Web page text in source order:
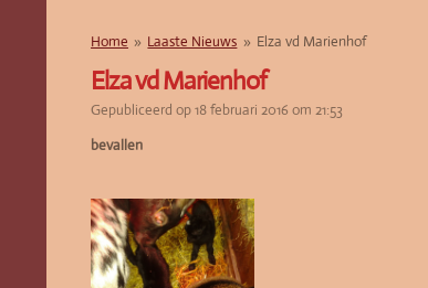
Home » Laaste Nieuws » Elza vd Marienhof
Elza vd Marienhof
Gepubliceerd op 18 februari 2016 om 21:53
bevallen